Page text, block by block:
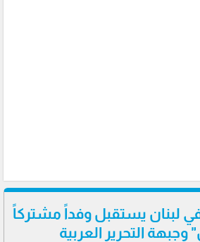
لبنان يستقبل وفداً مشتركاً
التحرير العربية